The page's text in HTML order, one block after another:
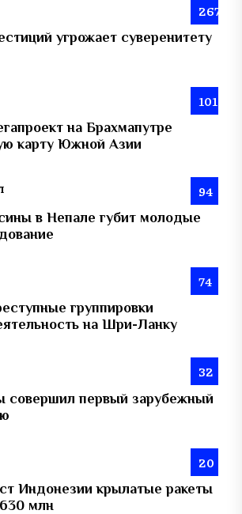
267
угрожает суверенитету
101
на Брахмапутре
карту Южной Азии
94
в Непале губит молодые
74
группировки
на Шри-Ланку
32
совершил первый зарубежный
20
Индонезии крылатые ракеты
млн